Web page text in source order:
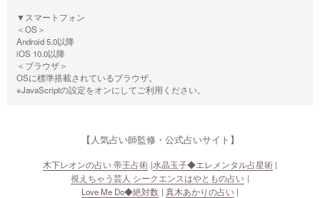
▼スマートフォン
＜OS＞
Android 5.0以降
iOS 10.0以降
＜ブラウザ＞
OSに標準搭載されているブラウザ。
※JavaScriptの設定をオンにしてご利用ください。
【人気占い師監修・公式占いサイト】
木下レオンの占い 帝王占術 水晶玉子◆エレメンタル占星術
視えちゃう芸人 シークエンスはやともの占い
Love Me Do◆絶対数
真木あかりの占い